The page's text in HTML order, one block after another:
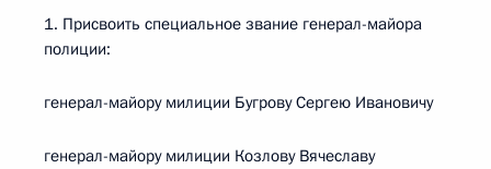
1. Присвоить специальное звание генерал-майора
полиции:
генерал-майору милиции Бугрову Сергею Ивановичу
генерал-майору милиции Козлову Вячеславу